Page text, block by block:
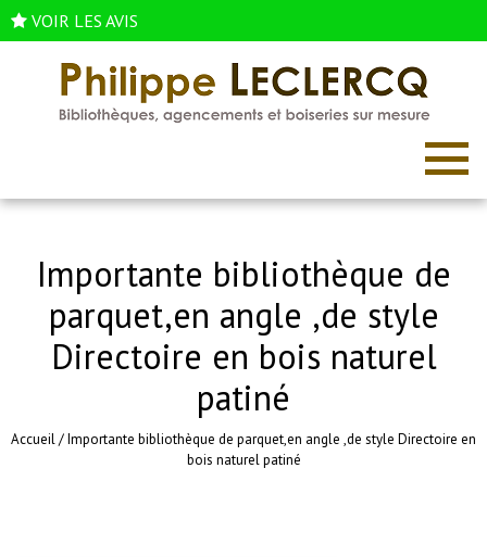
VOIR LES AVIS
Importante bibliothèque de
parquet,en angle ,de style
Directoire en bois naturel
patiné
Accueil/Importante bibliothèque de parquet,en angle ,de style Directoire en
bois naturel patiné